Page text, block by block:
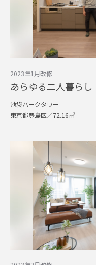
2023年1月改修
あらゆる二人暮らし
池袋パークタワー
東京都豊島区／72.16㎡